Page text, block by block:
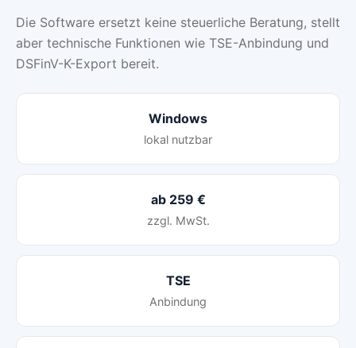
Die Software ersetzt keine steuerliche Beratung, stellt
aber technische Funktionen wie TSE-Anbindung und
DSFinV-K-Export bereit.
Windows
lokal nutzbar
ab 259 €
zzgl. MwSt.
TSE
Anbindung